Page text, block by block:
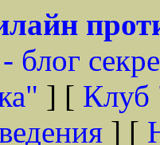
блог
] [ Клуб
] [